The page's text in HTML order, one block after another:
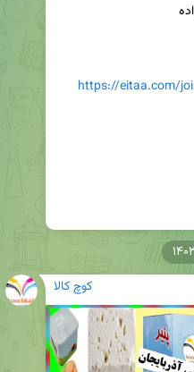
https://eitaa.com/
کوچ کالا